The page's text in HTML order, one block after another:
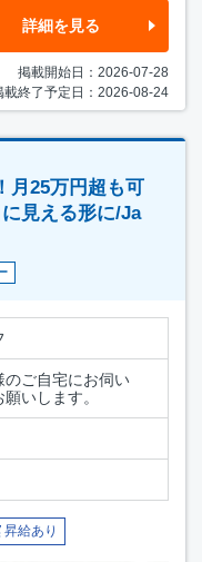
詳細を見る
掲載開始日：2026-07-28
載終了予定日：2026-08-24
月25万円超も可
見える形に/Ja
のご自宅にお伺い
いします。
昇給あり